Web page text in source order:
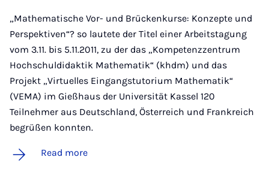
„Mathematische Vor- und Brückenkurse: Konzepte und
Perspektiven“? so lautete der Titel einer Arbeitstagung
vom 3.11. bis 5.11.2011, zu der das „Kompetenzzentrum
Hochschuldidaktik Mathematik“ (khdm) und das
Projekt „Virtuelles Eingangstutorium Mathematik“
(VEMA) im Gießhaus der Universität Kassel 120
Teilnehmer aus Deutschland, Österreich und Frankreich
begrüßen konnten.
Read more